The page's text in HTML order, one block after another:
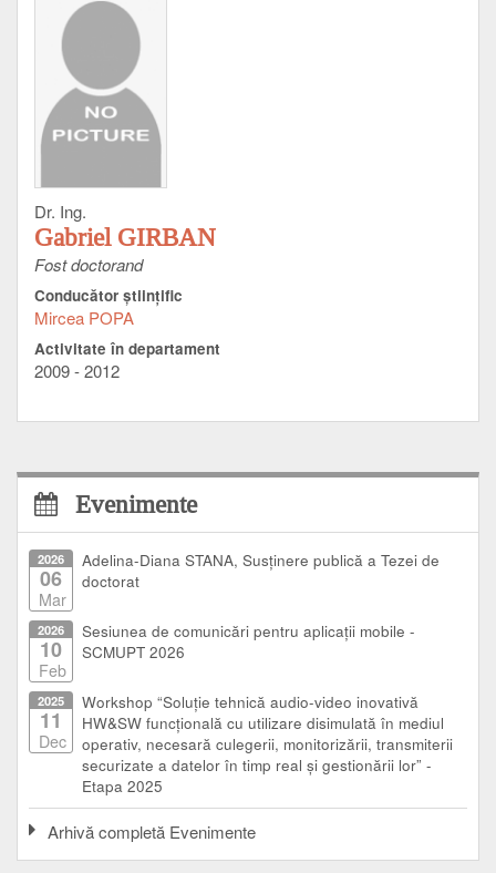
Dr. Ing.
Gabriel GIRBAN
Fost doctorand
Conducător ştiinţific
Mircea POPA
Activitate în departament
2009 - 2012
Evenimente
2026
06
Mar
Adelina-Diana STANA, Susținere publică a Tezei de
doctorat
2026
10
Feb
Sesiunea de comunicări pentru aplicații mobile -
SCMUPT 2026
2025
11
Dec
Workshop “Soluție tehnică audio-video inovativă
HW&SW funcțională cu utilizare disimulată în mediul
operativ, necesară culegerii, monitorizării, transmiterii
securizate a datelor în timp real și gestionării lor” -
Etapa 2025
Arhivă completă Evenimente